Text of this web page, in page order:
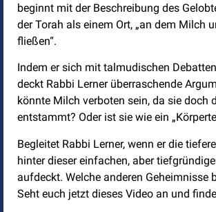
beginnt mit der Beschreibung des
der Torah als einem Ort, „an dem Milch
fließen“.
Indem er sich mit talmudischen
deckt Rabbi Lerner überraschende
könnte Milch verboten sein, da sie doch
entstammt? Oder ist sie wie ein
Begleitet Rabbi Lerner, wenn er die
hinter dieser einfachen, aber
aufdeckt. Welche anderen Geheimnisse
Seht euch jetzt dieses Video an und